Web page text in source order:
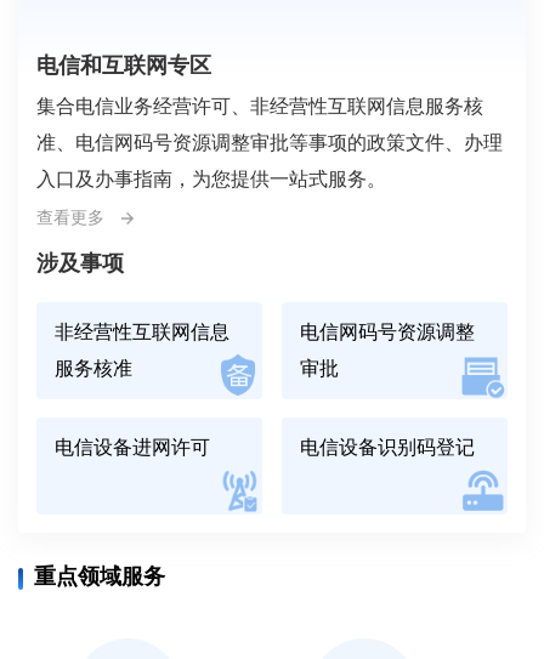
电信和互联网专区
集合电信业务经营许可、非经营性互联网信息服务核
准、电信网码号资源调整审批等事项的政策文件、办理
入口及办事指南，为您提供一站式服务。
涉及事项
查看更多
非经营性互联网信息
服务核准
电信网码号资源调整
审批
电信设备进网许可 电信设备识别码登记
重点领域服务